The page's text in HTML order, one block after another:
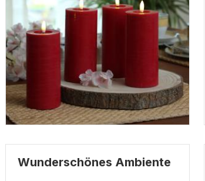
Wunderschönes Ambiente